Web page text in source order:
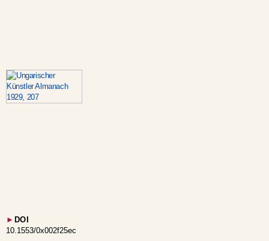
► DOI
10.1553/0x002f25ec